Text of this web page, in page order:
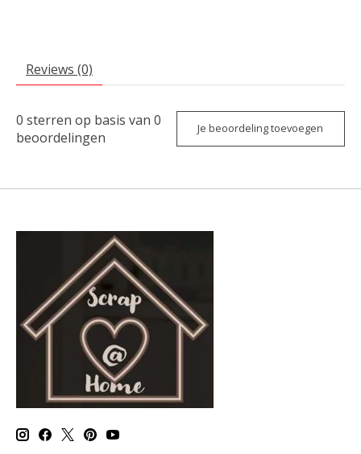
Reviews (0)
0 sterren op basis van 0
beoordelingen
Je beoordeling toevoegen